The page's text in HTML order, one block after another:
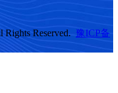
Reserved. 豫ICP备